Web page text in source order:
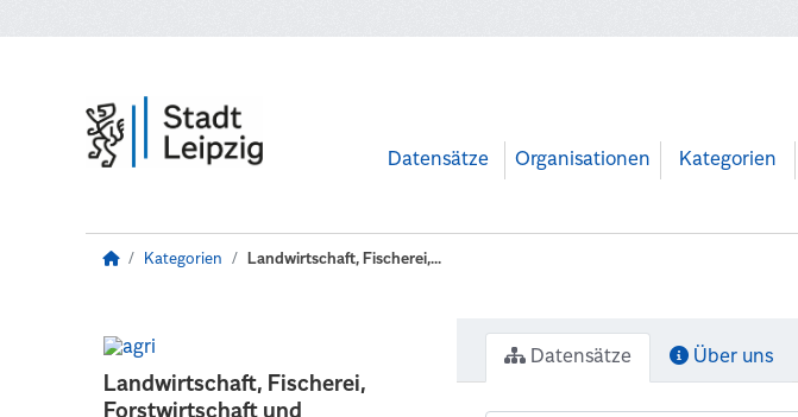
Datensätze Organisationen Kategorien
Kategorien Landwirtschaft, Fischerei,...
Landwirtschaft, Fischerei,
Forstwirtschaft und
Datensätze Über uns